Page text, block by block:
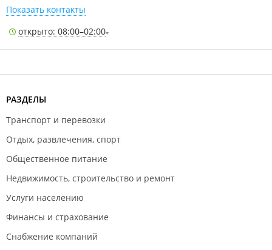
Показать контакты
открыто: 08:00–02:00
РАЗДЕЛЫ
Транспорт и перевозки
Отдых, развлечения, спорт
Общественное питание
Недвижимость, строительство и ремонт
Услуги населению
Финансы и страхование
Снабжение компаний